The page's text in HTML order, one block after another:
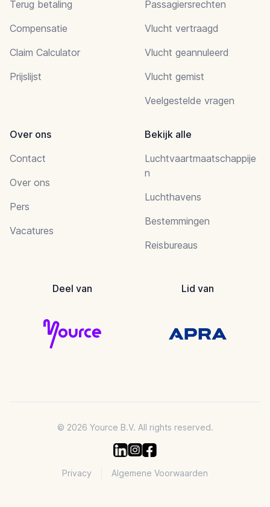
Terug betaling
Compensatie
Claim Calculator
Prijslijst
Passagiersrechten
Vlucht vertraagd
Vlucht geannuleerd
Vlucht gemist
Veelgestelde vragen
Over ons
Contact
Over ons
Pers
Vacatures
Bekijk alle
Luchtvaartmaatschappije
n
Luchthavens
Bestemmingen
Reisbureaus
Deel van Lid van
© 2026 Yource B.V. All rights reserved.
Privacy Algemene Voorwaarden